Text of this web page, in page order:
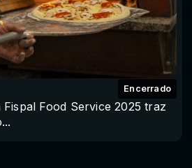
Encerrado
Food Service 2025 traz